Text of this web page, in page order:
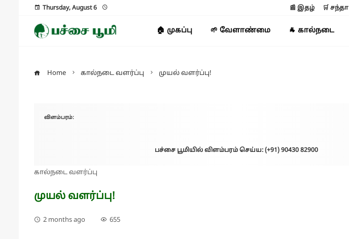
Thursday, August 6 📰 இதழ் 🛒 சந்தா
🏠 முகப்பு 🌱 வேளாண்மை 🐐 கால்நடை
Home கால்நடை வளர்ப்பு முயல் வளர்ப்பு!
விளம்பரம்:
பச்சை பூமியில் விளம்பரம் செய்ய: (+91) 90430 82900
கால்நடை வளர்ப்பு
முயல் வளர்ப்பு!
2 months ago 655